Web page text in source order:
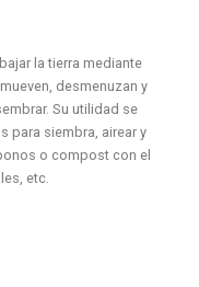
la tierra mediante
desmenuzan y
Su utilidad se
para siembra, airear y
o compost con el
etc.